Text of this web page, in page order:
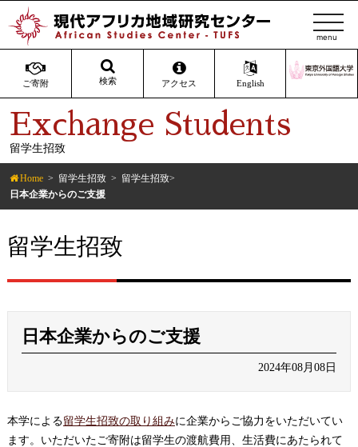
ご寄附 検索 アクセス English
t
o
g
l
n
Exchange Students
留学生招致
Home 留学生招致
留学生招致
日本企業からのご支援
留学生招致
日本企業からのご支援
2024年08月08日
本学による留学生招致の取り組みに企業からご協力をいただいてい
ます。いただいたご寄附は留学生の渡航費用、生活費にあたられて